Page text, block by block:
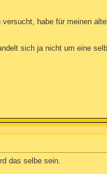
habe für meinen
sich ja nicht um eine
das selbe sein.